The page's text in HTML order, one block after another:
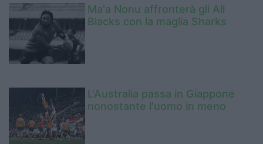
Ma'a Nonu affronterà gli All
Blacks con la maglia Sharks
L'Australia passa in Giappone
nonostante l'uomo in meno